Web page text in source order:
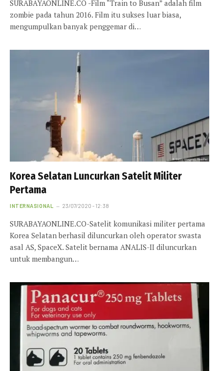
SURABAYAONLINE.CO -Film “Train to Busan” adalah film
zombie pada tahun 2016. Film itu sukses luar biasa,
mengumpulkan banyak penggemar di…
Korea Selatan Luncurkan Satelit Militer
Pertama
INTERNASIONAL 23/07/2020 - 12:38
SURABAYAONLINE.CO-Satelit komunikasi militer pertama
Korea Selatan berhasil diluncurkan oleh operator swasta
asal AS, SpaceX. Satelit bernama ANALIS-II diluncurkan
untuk membangun…